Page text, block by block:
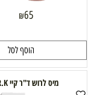
₪65
הוסף לסל
מיס לרוש ד"ר קיי DR.K